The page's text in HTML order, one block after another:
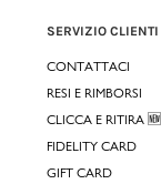
SERVIZIO CLIENTI
CONTATTACI
RESI E RIMBORSI
CLICCA E RITIRA 🆕
FIDELITY CARD
GIFT CARD